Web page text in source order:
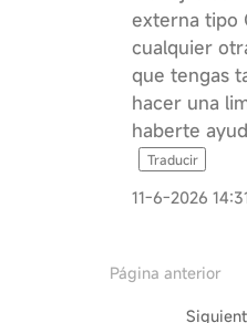
externa tipo
cualquier
que tengas
hacer una
haberte
Traducir
11-6-2026
Página anterior